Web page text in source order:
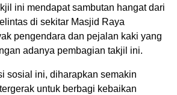
ini mendapat sambutan hangat dari
di sekitar Masjid Raya
pengendara dan pejalan kaki yang
adanya pembagian takjil ini.
sosial ini, diharapkan semakin
untuk berbagi kebaikan